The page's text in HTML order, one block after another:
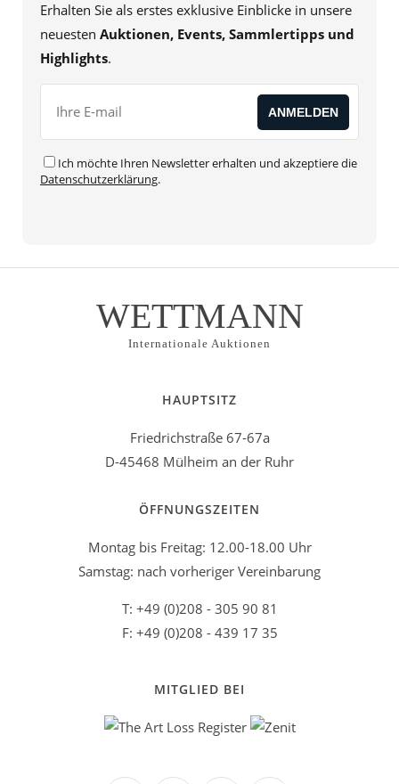
Erhalten Sie als erstes exklusive Einblicke in unsere
neuesten Auktionen, Events, Sammlertipps und
Highlights.
Ich möchte Ihren Newsletter erhalten und akzeptiere die
Datenschutzerklärung.
WETTMANN
Internationale Auktionen
HAUPTSITZ
Friedrichstraße 67-67a
D-45468 Mülheim an der Ruhr
ÖFFNUNGSZEITEN
Montag bis Freitag: 12.00-18.00 Uhr
Samstag: nach vorheriger Vereinbarung
T: +49 (0)208 - 305 90 81
F: +49 (0)208 - 439 17 35
MITGLIED BEI